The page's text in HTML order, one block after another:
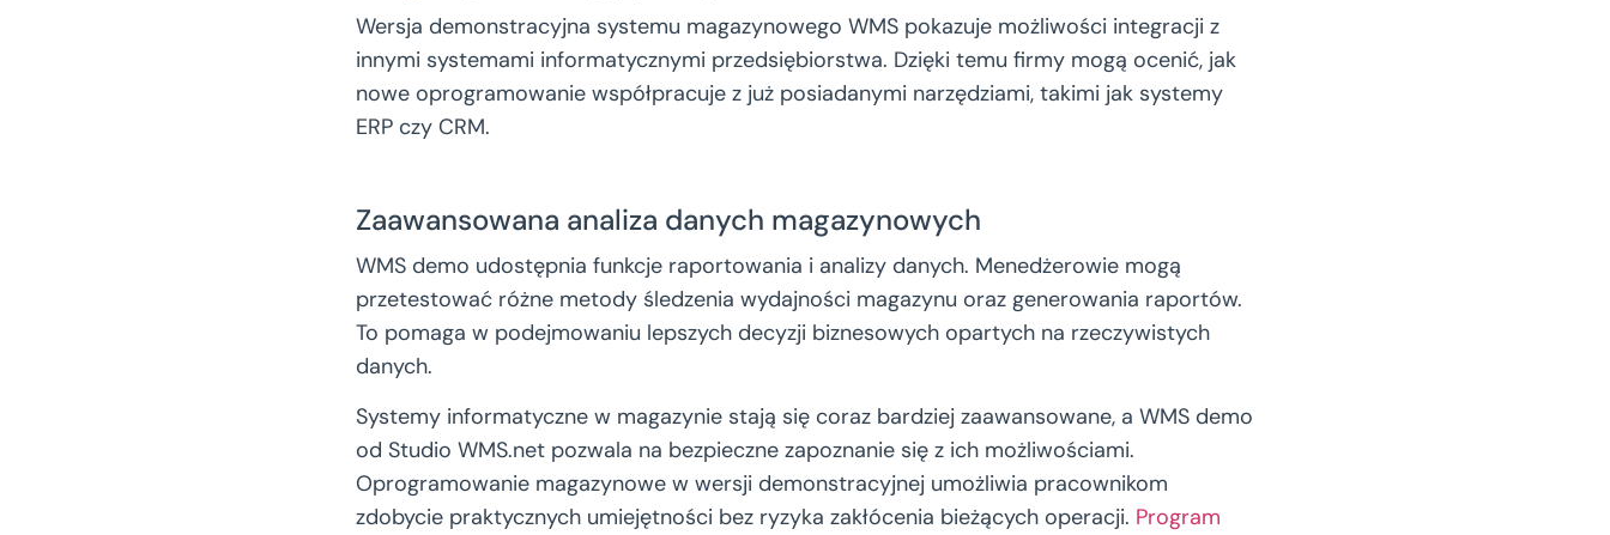
Wersja demonstracyjna systemu magazynowego WMS pokazuje możliwości integracji z
innymi systemami informatycznymi przedsiębiorstwa. Dzięki temu firmy mogą ocenić, jak
nowe oprogramowanie współpracuje z już posiadanymi narzędziami, takimi jak systemy
ERP czy CRM.
Zaawansowana analiza danych magazynowych
WMS demo udostępnia funkcje raportowania i analizy danych. Menedżerowie mogą
przetestować różne metody śledzenia wydajności magazynu oraz generowania raportów.
To pomaga w podejmowaniu lepszych decyzji biznesowych opartych na rzeczywistych
danych.
Systemy informatyczne w magazynie stają się coraz bardziej zaawansowane, a WMS demo
od Studio WMS.net pozwala na bezpieczne zapoznanie się z ich możliwościami.
Oprogramowanie magazynowe w wersji demonstracyjnej umożliwia pracownikom
zdobycie praktycznych umiejętności bez ryzyka zakłócenia bieżących operacji. Program